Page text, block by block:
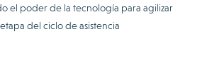
el poder de la tecnología para agilizar
del ciclo de asistencia